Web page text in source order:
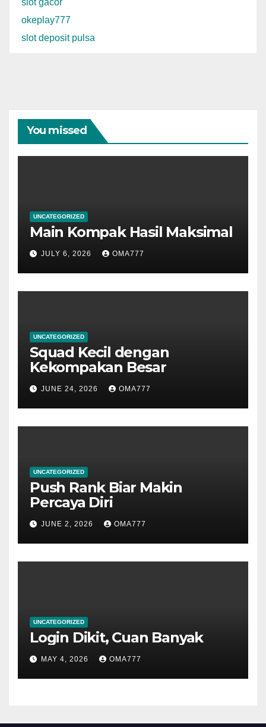
slot gacor
okeplay777
slot deposit pulsa
You missed
UNCATEGORIZED
Main Kompak Hasil Maksimal
JULY 6, 2026 OMA777
UNCATEGORIZED
Squad Kecil dengan
Kekompakan Besar
JUNE 24, 2026 OMA777
UNCATEGORIZED
Push Rank Biar Makin
Percaya Diri
JUNE 2, 2026 OMA777
UNCATEGORIZED
Login Dikit, Cuan Banyak
MAY 4, 2026 OMA777